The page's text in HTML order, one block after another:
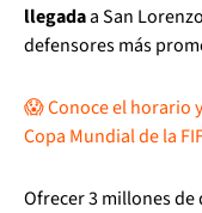
llegadaa San
defensores más
😱 Conoce el horario
Copa Mundial de la
Ofrecer 3 millones